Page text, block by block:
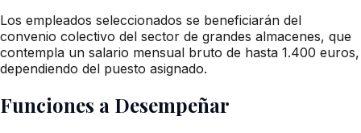
Los empleados seleccionados se beneficiarán del
convenio colectivo del sector de grandes almacenes, que
contempla un salario mensual bruto de hasta 1.400 euros,
dependiendo del puesto asignado.
Funciones a Desempeñar